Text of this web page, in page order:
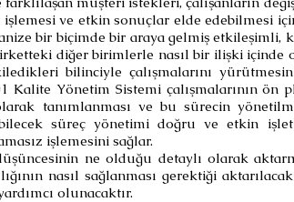
ve etkin sonuçlar elde edebilmesi
bir biçimde bir araya gelmiş etkileşimli,
diğer birimlerle nasıl bir ilişki
bilinciyle çalışmalarını
Yönetim Sistemi çalışmalarının ön
tanımlanması ve bu sürecin
süreç yönetimi doğru ve etkin
işlemesini sağlar.
ne olduğu detaylı olarak
nasıl sağlanması gerektiği
olunacaktır.